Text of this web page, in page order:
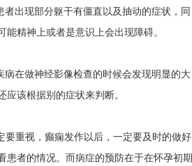
出现部分躯干有僵直以及抽动的症状，同
精神上或者是意识上会出现障碍。
在做神经影像检查的时候会发现明显的大
该根据别的症状来判断。
要重视，癫痫发作以后，一定要及时的做好
患者的情况。而病症的预防在于在怀孕初期